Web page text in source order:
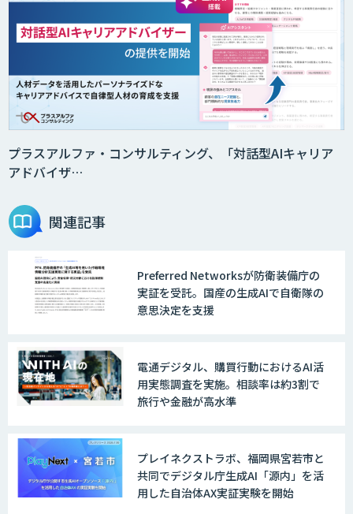
法人向けAIエージェント「OfficeAI社
2層ナレッジ×AIで顧客コミュニケーシ
ョンを効率化「ZEROCK」
戦略策定から実装まで一気通貫のAIエー
ジェント開発
WARP NEXT
LINE WORKS AiNote
Explaza 生成AI Partner｜AIエージェン
プラスアルファ・コンサルティング、「対話型AIキャリア
アドバイザ…
関連記事
Preferred Networksが防衛装備庁の
実証を受託。国産の生成AIで自衛隊の
意思決定を支援
電通デジタル、購買行動におけるAI活
用実態調査を実施。相談率は約3割で
旅行や金融が高水準
プレイネクストラボ、福岡県宮若市と
共同でデジタル庁生成AI「源内」を活
用した自治体AX実証実験を開始